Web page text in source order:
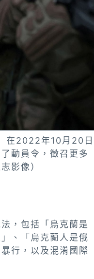
在2022年10月20日
動員令，徵召更多
影像）
，包括「烏克蘭是
、「烏克蘭人是俄
行，以及混淆國際